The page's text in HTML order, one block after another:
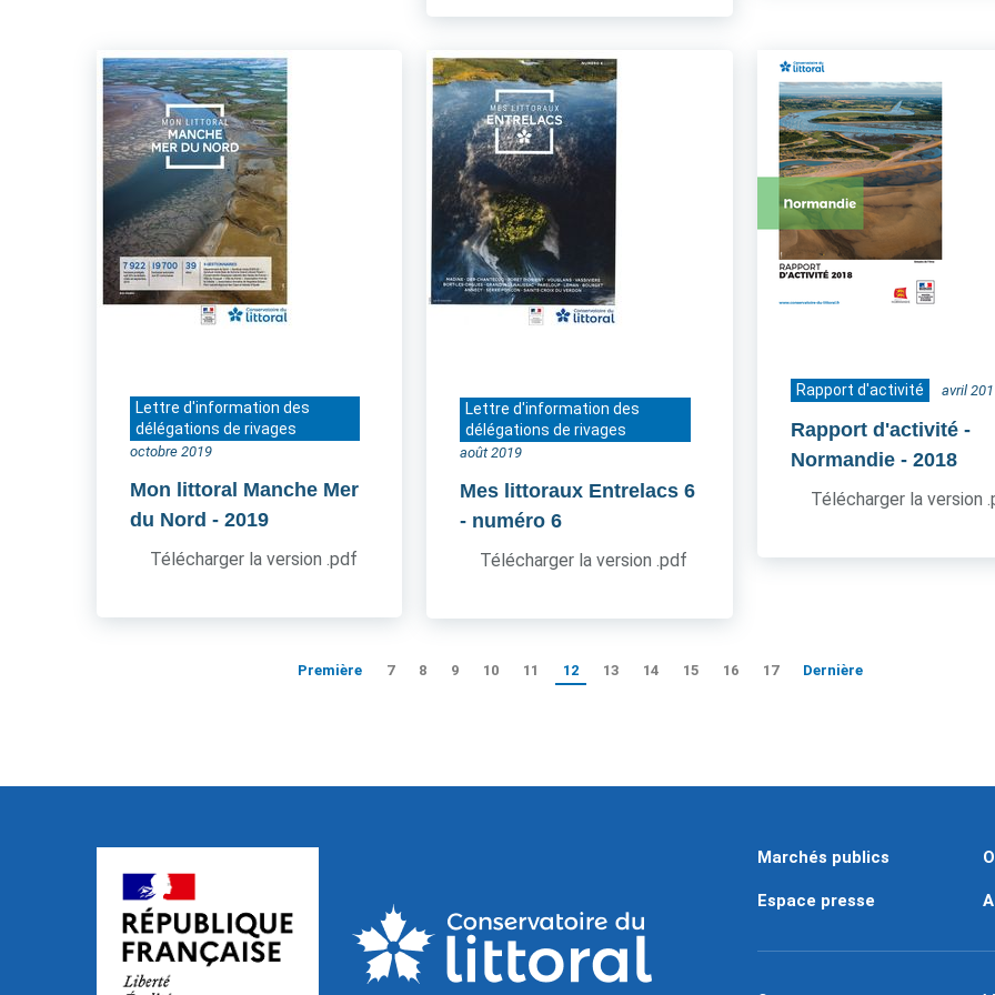
Lettre d'information des
délégations de rivages
octobre 2019
Mon littoral Manche Mer
du Nord - 2019
Télécharger la version .pdf
Lettre d'information des
délégations de rivages
août 2019
Mes littoraux Entrelacs 6
- numéro 6
Télécharger la version .pdf
Rapport d'activité avril
Rapport d'activité -
Normandie - 2018
Télécharger la version
Première 7 8 9 10 11 12 13 14 15 16 17 Dernière
Marchés publics
Espace presse